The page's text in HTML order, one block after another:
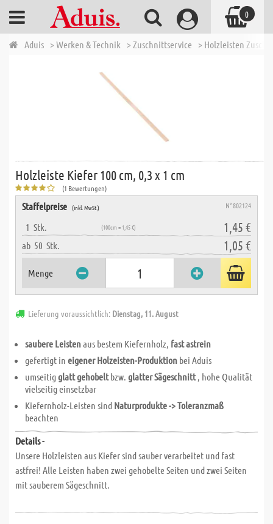
Aduis > Werken & Technik > Zuschnittservice > Holzleisten
Holzleiste Kiefer 100 cm, 0,3 x 1 cm
(1 Bewertungen)
Staffelpreise (inkl. MwSt.) N° 802124
1 Stk. (100cm = 1,45 €) 1,45 €
ab 50 Stk. 1,05 €
Menge
Lieferung voraussichtlich: Dienstag, 11. August
saubere Leistenaus bestem Kiefernholz, fast astrein
gefertigt in eigener Holzeisten-Produktion bei Aduis
umseitigglatt gehobeltbzw. glatter Sägeschnitt, hohe Qualität
vielseitig einsetzbar
Kiefernholz-Leisten sind Naturprodukte -> Toleranzmaß
beachten
Details -
Unsere Holzleisten aus Kiefer sind sauber verarbeitet und fast
astfrei! Alle Leisten haben zwei gehobelte Seiten und zwei Seiten
mit sauberem Sägeschnitt.
0